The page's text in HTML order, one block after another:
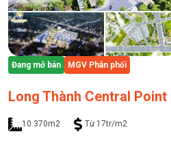
Đang mở bán MGV Phân phối
Long Thành Central Point
10.370m2 Từ 17tr/m2